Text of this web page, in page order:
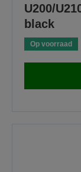
U200/
black
Op voorraad